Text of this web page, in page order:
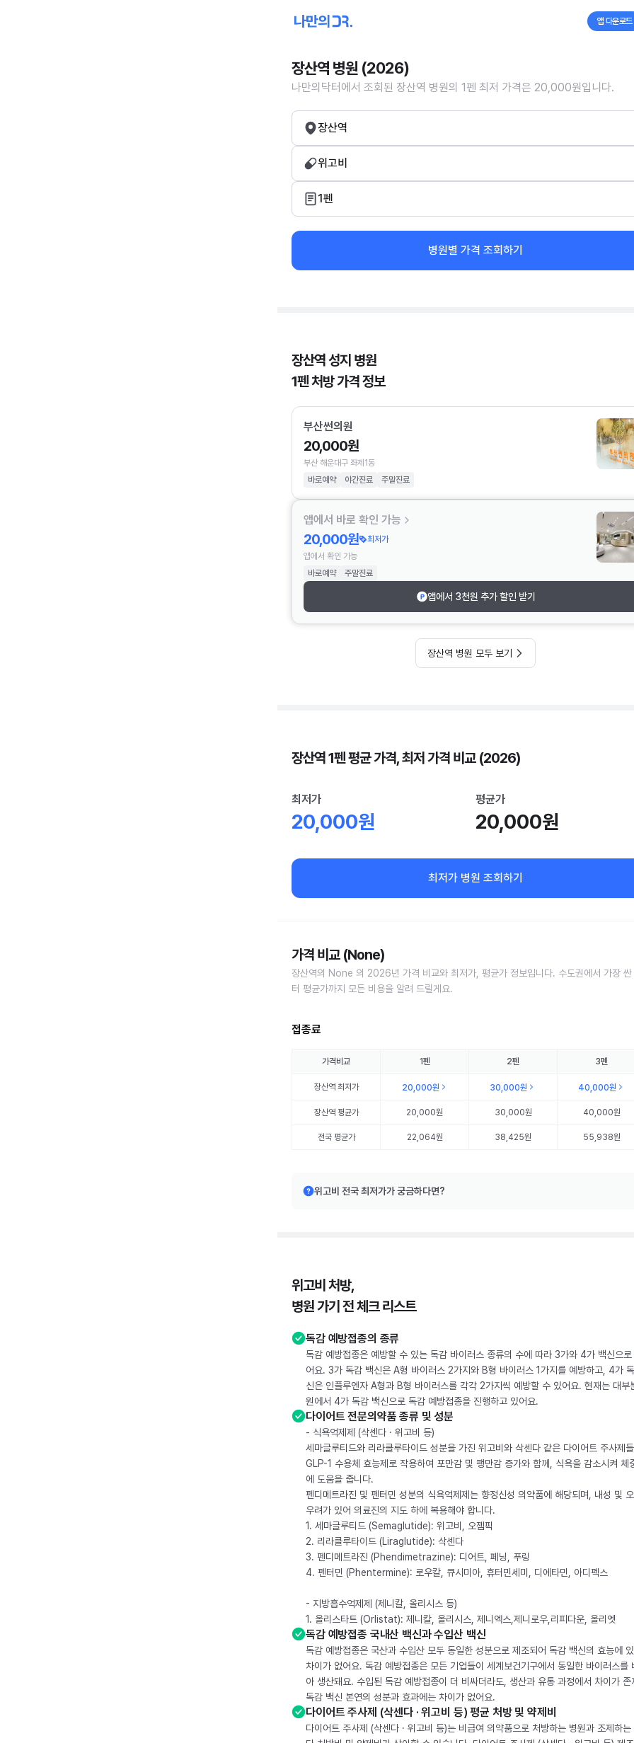
앱 다운로드
장산역 병원 (2026)
나만의닥터에서 조회된 장산역 병원의 1펜 최저 가격은 20,000원입니다.
장산역
위고비
1펜
병원별 가격 조회하기
장산역 성지 병원
1펜 처방 가격 정보
부산썬의원
20,000원
부산 해운대구 좌제1동
바로예약
야간진료 주말진료
앱에서 바로 확인 가능
20,000원
최저가
앱에서 확인 가능
바로예약
주말진료
앱에서 3천원 추가 할인 받기
장산역 병원 모두 보기
장산역 1펜 평균 가격, 최저 가격 비교 (2026)
최저가
20,000원
평균가
20,000원
최저가 병원 조회하기
가격 비교 (None)
장산역의 None 의 2026년 가격 비교와 최저가, 평균가 정보입니다. 수도권에서 가장 싼
터 평균가까지 모든 비용을 알려 드릴게요.
접종료
가격비교 1펜 2펜 3펜
장산역최저가 20,000원 30,000원 40,000원
장산역평균가 20,000원 30,000원 40,000원
전국 평균가 22,064원 38,425원 55,938원
위고비 전국 최저가가 궁금하다면?
위고비 처방,
병원 가기 전 체크 리스트
독감 예방접종의 종류
독감 예방접종은 예방할 수 있는 독감 바이러스 종류의 수에 따라 3가와 4가 백신으로
어요. 3가 독감 백신은 A형 바이러스 2가지와 B형 바이러스 1가지를 예방하고, 4가
신은 인플루엔자 A형과 B형 바이러스를 각각 2가지씩 예방할 수 있어요. 현재는 대부
원에서 4가 독감 백신으로 독감 예방접종을 진행하고 있어요.
다이어트 전문의약품 종류 및 성분
- 식욕억제제 (삭센다 · 위고비 등)
세마글루티드와 리라클루타이드 성분을 가진 위고비와 삭센다 같은 다이어트 주사제
GLP-1 수용체 효능제로 작용하여 포만감 및 팽만감 증가와 함께, 식욕을 감소시켜 체
에 도움을 줍니다.
펜디메트라진 및 펜터민 성분의 식욕억제제는 향정신성 의약품에 해당되며, 내성 및
우려가 있어 의료진의 지도 하에 복용해야 합니다.
1. 세마글루티드 (Semaglutide): 위고비, 오젬픽
2. 리라클루타이드 (Liraglutide): 삭센다
3. 펜디메트라진 (Phendimetrazine): 디어트, 페닝, 푸링
4. 펜터민 (Phentermine): 로우칼, 큐시미아, 휴터민세미, 디에타민, 아디펙스
- 지방흡수억제제 (제니칼, 올리시스 등)
1. 올리스타트 (Orlistat): 제니칼, 올리시스, 제니엑스,제니로우,리피다운, 올리엣
독감 예방접종 국내산 백신과 수입산 백신
독감 예방접종은 국산과 수입산 모두 동일한 성분으로 제조되어 독감 백신의 효능에
차이가 없어요. 독감 예방접종은 모든 기업들이 세계보건기구에서 동일한 바이러스를
아 생산돼요. 수입된 독감 예방접종이 더 비싸더라도, 생산과 유통 과정에서 차이가 존
독감 백신 본연의 성분과 효과에는 차이가 없어요.
다이어트 주사제 (삭센다 · 위고비 등) 평균 처방 및 약제비
다이어트 주사제 (삭센다 · 위고비 등)는 비급여 의약품으로 처방하는 병원과 조제하는